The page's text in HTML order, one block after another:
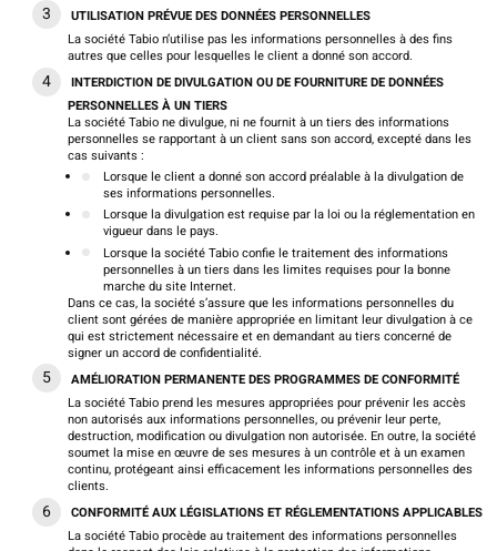
UTILISATION PRÉVUE DES DONNÉES PERSONNELLES
La société Tabio n’utilise pas les informations personnelles à des fins
autres que celles pour lesquelles le client a donné son accord.
INTERDICTION DE DIVULGATION OU DE FOURNITURE DE DONNÉES
PERSONNELLES À UN TIERS
La société Tabio ne divulgue, ni ne fournit à un tiers des informations
personnelles se rapportant à un client sans son accord, excepté dans les
cas suivants :
Lorsque le client a donné son accord préalable à la divulgation de
ses informations personnelles.
Lorsque la divulgation est requise par la loi ou la réglementation en
vigueur dans le pays.
Lorsque la société Tabio confie le traitement des informations
personnelles à un tiers dans les limites requises pour la bonne
marche du site Internet.
Dans ce cas, la société s’assure que les informations personnelles du
client sont gérées de manière appropriée en limitant leur divulgation à ce
qui est strictement nécessaire et en demandant au tiers concerné de
signer un accord de confidentialité.
AMÉLIORATION PERMANENTE DES PROGRAMMES DE CONFORMITÉ
La société Tabio prend les mesures appropriées pour prévenir les accès
non autorisés aux informations personnelles, ou prévenir leur perte,
destruction, modification ou divulgation non autorisée. En outre, la société
soumet la mise en œuvre de ses mesures à un contrôle et à un examen
continu, protégeant ainsi efficacement les informations personnelles des
clients.
CONFORMITÉ AUX LÉGISLATIONS ET RÉGLEMENTATIONS APPLICABLES
La société Tabio procède au traitement des informations personnelles